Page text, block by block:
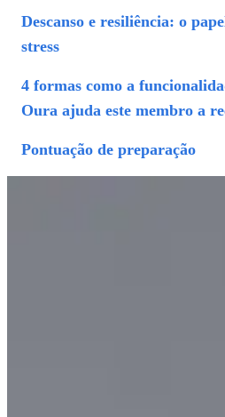
Descanso e resiliência: o
stress
4 formas como a
Oura ajuda este membro a
Pontuação de preparação